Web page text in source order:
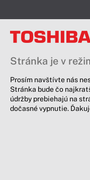
Stránka je v
Prosím navštívte nás
Stránka bude čo
údržby prebiehajú na
dočasné vypnutie.